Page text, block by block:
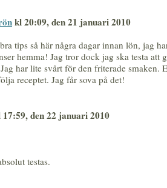
kl 20:09, den 21 januari 2010
tips så här några dagar innan lön, jag
hemma! Jag tror dock jag ska testa att
har lite svårt för den friterade smaken.
receptet. Jag får sova på det!
17:59, den 22 januari 2010
testas.